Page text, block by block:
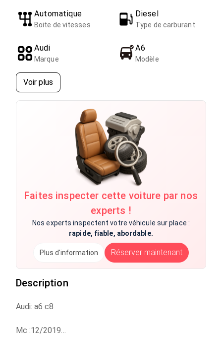
Automatique
Boite de vitesses
Diesel
Type de carburant
Audi
Marque
A6
Modèle
Voir plus
Faites inspecter cette voiture par nos
experts !
Nos experts inspectent votre véhicule sur place :
rapide, fiable, abordable.
Plus d'information Réserver maintenant
Description
Audi: a6 c8
Mc :12/2019